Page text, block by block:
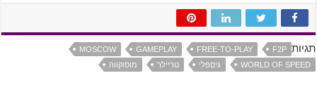
תגיות F2P
FREE-TO-PLAY
GAMEPLAY
MOSCOW
WORLD OF SPEED
גיםפלי טריילר מוסוקווה